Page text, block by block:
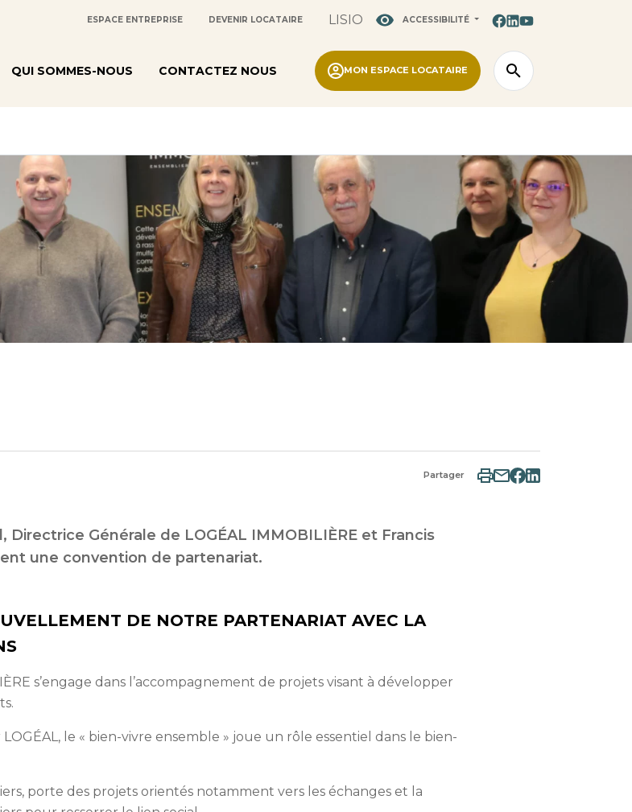
ESPACE ENTREPRISE DEVENIR LOCATAIRE LISIO ACCESSIBILITÉ
QUI SOMMES-NOUS CONTACTEZ NOUS MON ESPACE LOCATAIRE
Partager
Directrice Générale de LOGÉAL IMMOBILIÈRE et Francis
une convention de partenariat.
DE NOTRE PARTENARIAT AVEC LA
s’engage dans l’accompagnement de projets visant à développer
le « bien-vivre ensemble » joue un rôle essentiel dans le bien-
porte des projets orientés notamment vers les échanges et la